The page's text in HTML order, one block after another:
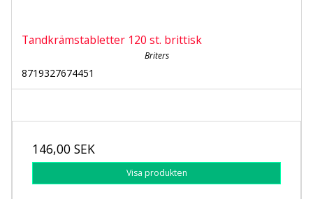
Tandkrämstabletter 120 st. brittisk
Briters
8719327674451
146,00 SEK
Visa produkten